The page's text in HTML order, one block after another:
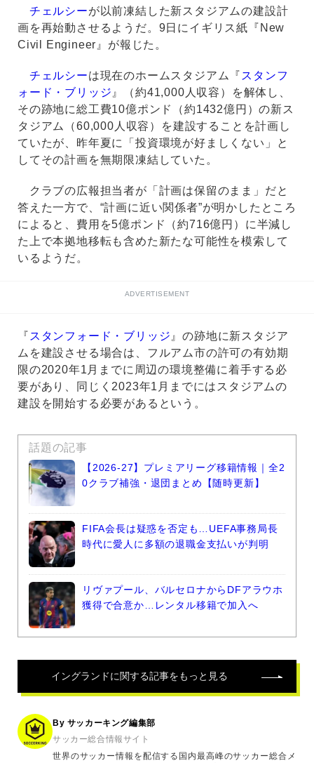
チェルシーが以前凍結した新スタジアムの建設計
画を再始動させるようだ。9日にイギリス紙『New
Civil Engineer』が報じた。
チェルシーは現在のホームスタジアム『スタンフ
ォード・ブリッジ』（約41,000人収容）を解体し、
その跡地に総工費10億ポンド（約1432億円）の新ス
タジアム（60,000人収容）を建設することを計画し
ていたが、昨年夏に「投資環境が好ましくない」と
してその計画を無期限凍結していた。
クラブの広報担当者が「計画は保留のまま」だと
答えた一方で、“計画に近い関係者”が明かしたところ
によると、費用を5億ポンド（約716億円）に半減し
た上で本拠地移転も含めた新たな可能性を模索して
いるようだ。
ADVERTISEMENT
『スタンフォード・ブリッジ』の跡地に新スタジア
ムを建設させる場合は、フルアム市の許可の有効期
限の2020年1月までに周辺の環境整備に着手する必
要があり、同じく2023年1月までにはスタジアムの
建設を開始する必要があるという。
話題の記事
【2026-27】プレミアリーグ移籍情報｜全2
0クラブ補強・退団まとめ【随時更新】
FIFA会長は疑惑を否定も…UEFA事務局長
時代に愛人に多額の退職金支払いが判明
リヴァプール、バルセロナからDFアラウホ
獲得で合意か…レンタル移籍で加入へ
イングランドに関する記事をもっと見る
By サッカーキング編集部
サッカー総合情報サイト
世界のサッカー情報を配信する国内最高峰のサッカー総合メ